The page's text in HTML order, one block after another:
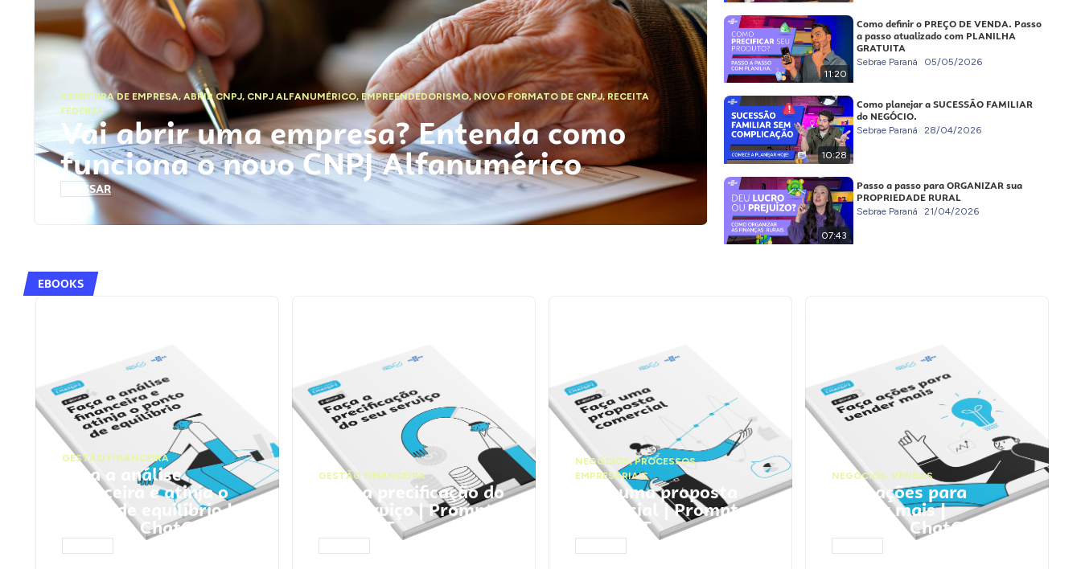
ABERTURA DE EMPRESA,ABRIR CNPJ, CNPJ ALFANUMÉRICO, EMPREENDEDORISMO,NOVO FORMATO DE CNPJ,RECEITA
FEDERAL
Vai abrir uma empresa? Entenda como
funciona o novo CNPJ Alfanumérico
ACESSAR
11:20
Como definir o PREÇO DE VENDA. Passo
a passo atualizado com PLANILHA
GRATUITA
Sebrae Paraná 05/05/2026
10:28
Como planejar a SUCESSÃO FAMILIAR
do NEGÓCIO.
Sebrae Paraná 28/04/2026
07:43
Passo a passo para ORGANIZAR sua
PROPRIEDADE RURAL
Sebrae Paraná 21/04/2026
EBOOKS
GESTÃO FINANCEIRA
Faça a análise
financeira e atinja o
ponto de equilíbrio |
Prompts ChatGPT
GESTÃO FINANCEIRA
Faça a precificação do
seu serviço | Prompts
ChatGPT
NEGÓCIOS,PROCESSOS
EMPRESARIAIS
Faça uma proposta
comercial | Prompts
ChatGPT
NEGÓCIOS, VENDAS
Faça ações para
vender mais |
Prompts ChatGPT